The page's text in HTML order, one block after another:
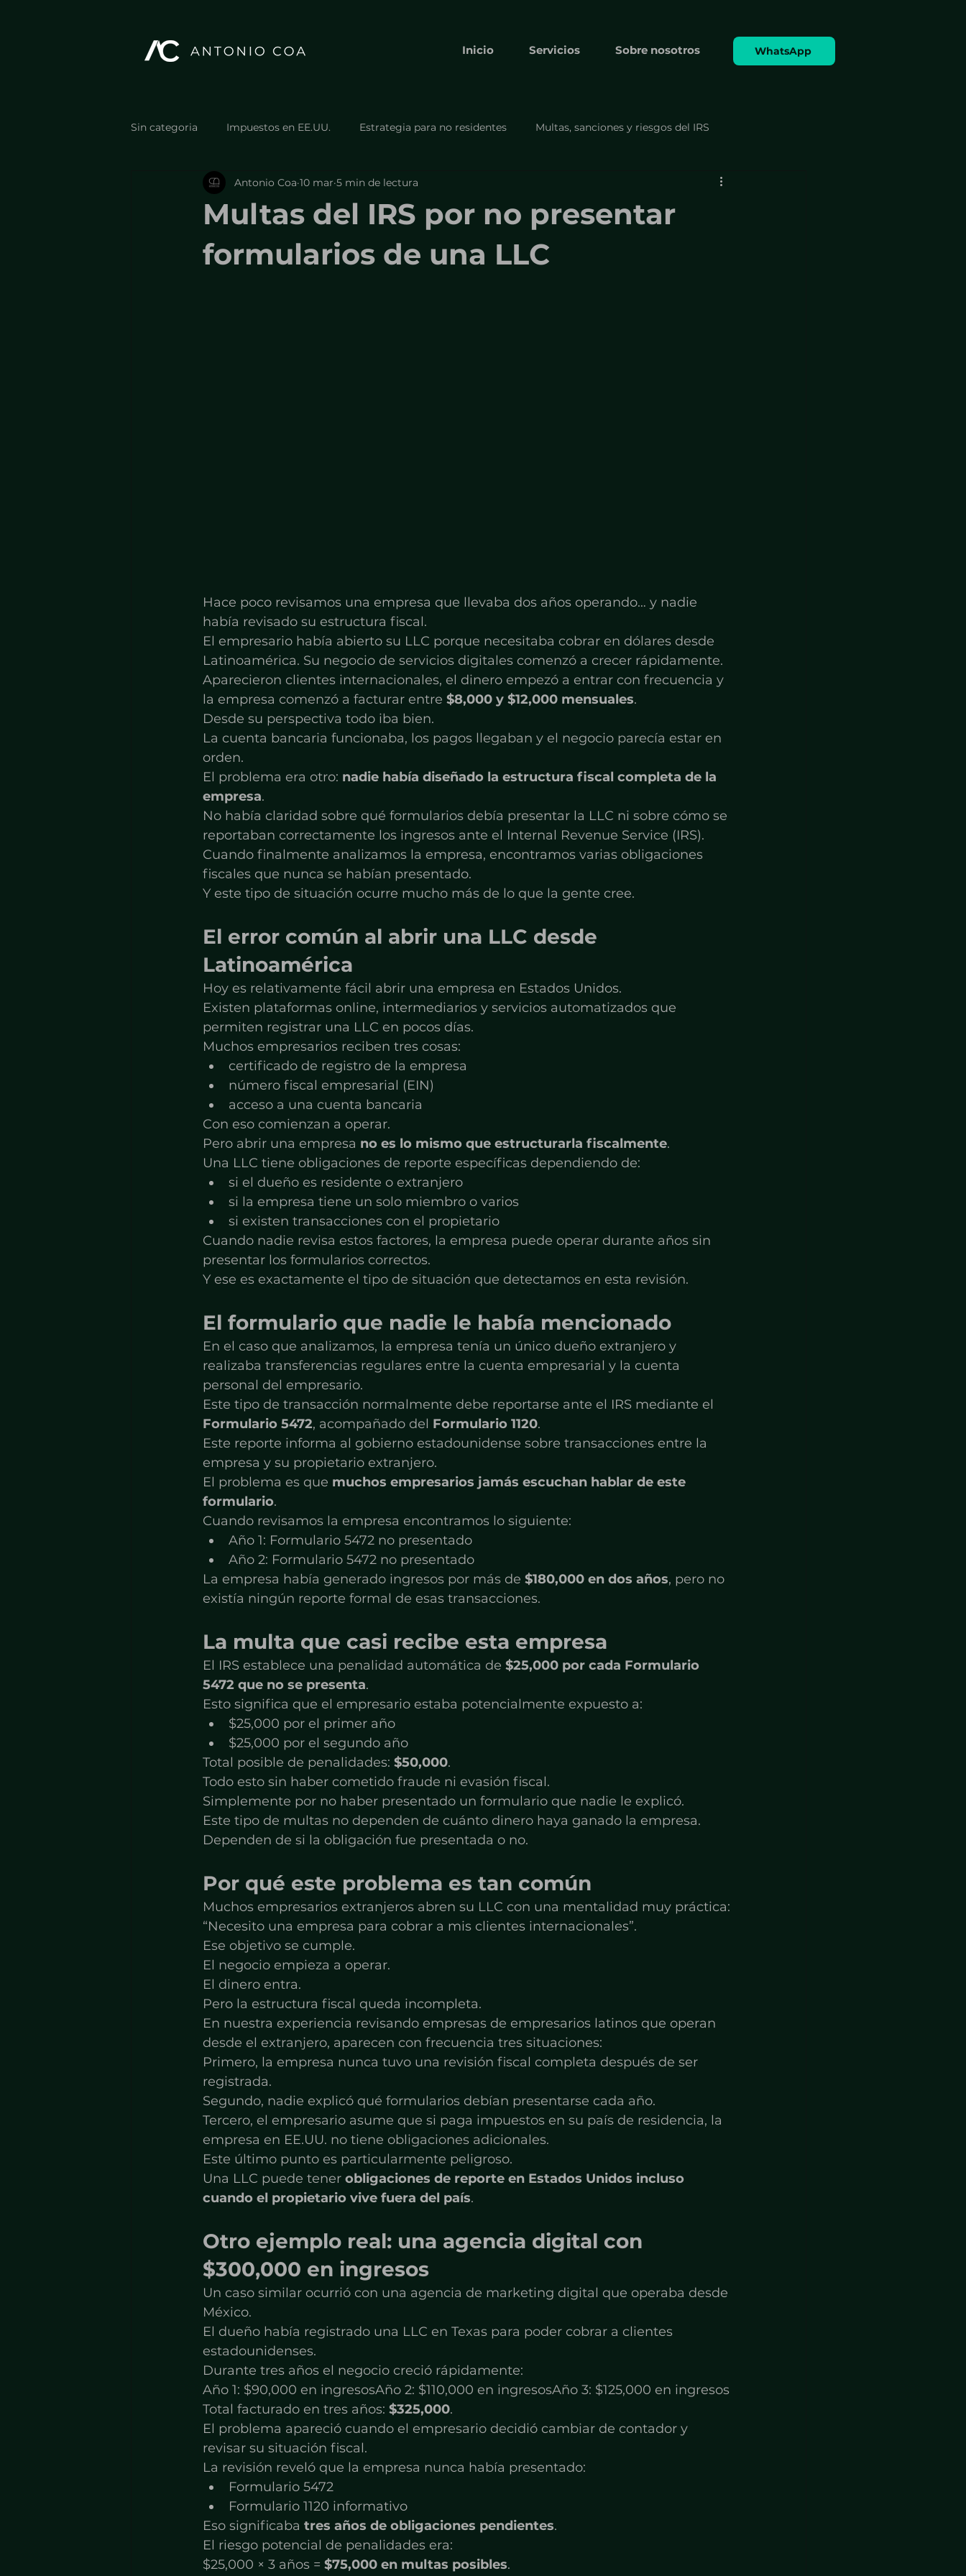
Inicio Servicios Sobre nosotros WhatsApp
Sin categoria Impuestos en EE.UU. Estrategia para no residentes Multas, sanciones y riesgos del IRS
Estructura y optimización fiscal Cumplimiento y formularios obligato
Estructura y optimización fiscal Formulario 8832 Estrategia para no residentes.
Multas del IRS por no presentar
formularios de una LLC
Antonio Coa 10 mar 5 min de lectura
Hace poco revisamos una empresa que llevaba dos años operando… y nadie
había revisado su estructura fiscal.
El empresario había abierto su LLC porque necesitaba cobrar en dólares desde
Latinoamérica. Su negocio de servicios digitales comenzó a crecer rápidamente.
Aparecieron clientes internacionales, el dinero empezó a entrar con frecuencia y
la empresa comenzó a facturar entre $8,000 y $12,000 mensuales.
Desde su perspectiva todo iba bien.
La cuenta bancaria funcionaba, los pagos llegaban y el negocio parecía estar en
orden.
El problema era otro: nadie había diseñado la estructura fiscal completa de la
empresa.
No había claridad sobre qué formularios debía presentar la LLC ni sobre cómo se
reportaban correctamente los ingresos ante el Internal Revenue Service (IRS).
Cuando finalmente analizamos la empresa, encontramos varias obligaciones
fiscales que nunca se habían presentado.
Y este tipo de situación ocurre mucho más de lo que la gente cree.
El error común al abrir una LLC desde
Latinoamérica
Hoy es relativamente fácil abrir una empresa en Estados Unidos.
Existen plataformas online, intermediarios y servicios automatizados que
permiten registrar una LLC en pocos días.
Muchos empresarios reciben tres cosas:
certificado de registro de la empresa
número fiscal empresarial (EIN)
acceso a una cuenta bancaria
Con eso comienzan a operar.
Pero abrir una empresa no es lo mismo que estructurarla fiscalmente.
Una LLC tiene obligaciones de reporte específicas dependiendo de:
si el dueño es residente o extranjero
si la empresa tiene un solo miembro o varios
si existen transacciones con el propietario
Cuando nadie revisa estos factores, la empresa puede operar durante años sin
presentar los formularios correctos.
Y ese es exactamente el tipo de situación que detectamos en esta revisión.
El formulario que nadie le había mencionado
En el caso que analizamos, la empresa tenía un único dueño extranjero y
realizaba transferencias regulares entre la cuenta empresarial y la cuenta
personal del empresario.
Este tipo de transacción normalmente debe reportarse ante el IRS mediante el
Formulario 5472, acompañado del Formulario 1120.
Este reporte informa al gobierno estadounidense sobre transacciones entre la
empresa y su propietario extranjero.
El problema es que muchos empresarios jamás escuchan hablar de este
formulario.
Cuando revisamos la empresa encontramos lo siguiente:
Año 1: Formulario 5472 no presentado
Año 2: Formulario 5472 no presentado
La empresa había generado ingresos por más de $180,000 en dos años, pero no
existía ningún reporte formal de esas transacciones.
La multa que casi recibe esta empresa
El IRS establece una penalidad automática de $25,000 por cada Formulario
5472 que no se presenta.
Esto significa que el empresario estaba potencialmente expuesto a:
$25,000 por el primer año
$25,000 por el segundo año
Total posible de penalidades: $50,000.
Todo esto sin haber cometido fraude ni evasión fiscal.
Simplemente por no haber presentado un formulario que nadie le explicó.
Este tipo de multas no dependen de cuánto dinero haya ganado la empresa.
Dependen de si la obligación fue presentada o no.
Por qué este problema es tan común
Muchos empresarios extranjeros abren su LLC con una mentalidad muy práctica:
“Necesito una empresa para cobrar a mis clientes internacionales”.
Ese objetivo se cumple.
El negocio empieza a operar.
El dinero entra.
Pero la estructura fiscal queda incompleta.
En nuestra experiencia revisando empresas de empresarios latinos que operan
desde el extranjero, aparecen con frecuencia tres situaciones:
Primero, la empresa nunca tuvo una revisión fiscal completa después de ser
registrada.
Segundo, nadie explicó qué formularios debían presentarse cada año.
Tercero, el empresario asume que si paga impuestos en su país de residencia, la
empresa en EE.UU. no tiene obligaciones adicionales.
Este último punto es particularmente peligroso.
Una LLC puede tener obligaciones de reporte en Estados Unidos incluso
cuando el propietario vive fuera del país.
Otro ejemplo real: una agencia digital con
$300,000 en ingresos
Un caso similar ocurrió con una agencia de marketing digital que operaba desde
México.
El dueño había registrado una LLC en Texas para poder cobrar a clientes
estadounidenses.
Durante tres años el negocio creció rápidamente:
Año 1: $90,000 en ingresosAño 2: $110,000 en ingresosAño 3: $125,000 en ingresos
Total facturado en tres años: $325,000.
El problema apareció cuando el empresario decidió cambiar de contador y
revisar su situación fiscal.
La revisión reveló que la empresa nunca había presentado:
Formulario 5472
Formulario 1120 informativo
Eso significaba tres años de obligaciones pendientes.
El riesgo potencial de penalidades era:
$25,000 × 3 años = $75,000 en multas posibles.